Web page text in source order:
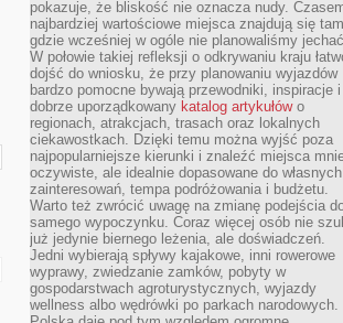
pokazuje, że bliskość nie oznacza nudy.
najbardziej wartościowe miejsca znajdują się
gdzie wcześniej w ogóle nie planowaliśmy
W połowie takiej refleksji o odkrywaniu kraju
dojść do wniosku, że przy planowaniu wyjazdów
bardzo pomocne bywają przewodniki, inspiracje i
dobrze uporządkowany katalog artykułówo
regionach, atrakcjach, trasach oraz lokalnych
ciekawostkach. Dzięki temu można wyjść poza
najpopularniejsze kierunki i znaleźć miejsca
oczywiste, ale idealnie dopasowane do własnych
zainteresowań, tempa podróżowania i budżetu.
Warto też zwrócić uwagę na zmianę podejścia
samego wypoczynku. Coraz więcej osób nie
już jedynie biernego leżenia, ale doświadczeń.
Jedni wybierają spływy kajakowe, inni rowerowe
wyprawy, zwiedzanie zamków, pobyty w
gospodarstwach agroturystycznych, wyjazdy
wellness albo wędrówki po parkach narodowych.